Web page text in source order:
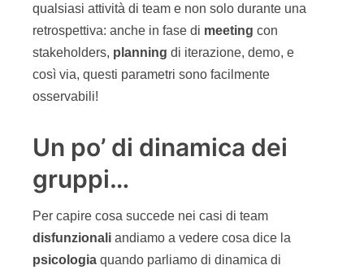
qualsiasi attività di team e non solo durante una
retrospettiva: anche in fase di meeting con
stakeholders, planning di iterazione, demo, e
così via, questi parametri sono facilmente
osservabili!
Un po’ di dinamica dei
gruppi…
Per capire cosa succede nei casi di team
disfunzionali andiamo a vedere cosa dice la
psicologia quando parliamo di dinamica di